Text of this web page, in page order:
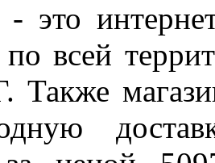
это
по всей
Также